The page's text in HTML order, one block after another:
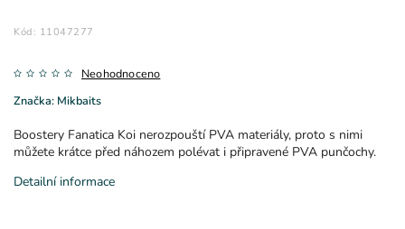
Kód: 11047277
Neohodnoceno
Značka: Mikbaits
Boostery Fanatica Koi nerozpouští PVA materiály, proto s nimi
můžete krátce před náhozem polévat i připravené PVA punčochy.
Detailní informace